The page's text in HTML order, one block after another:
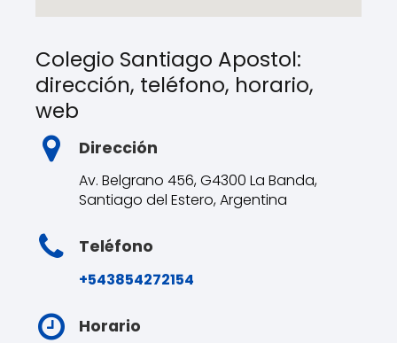
Colegio Santiago Apostol:
dirección, teléfono, horario,
web
Dirección
Av. Belgrano 456, G4300 La Banda,
Santiago del Estero, Argentina
Teléfono
+543854272154
Horario